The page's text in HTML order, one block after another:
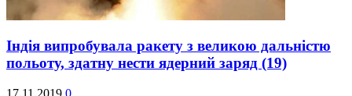
Індія випробувала ракету з великою дальністю
польоту, здатну нести ядерний заряд (19)